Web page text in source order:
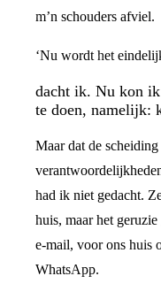
m’n schouders afviel.
‘Nu wordt het
dacht ik. Nu kon
te doen, namelijk:
Maar dat de
had ik niet gedacht.
huis, maar het
e-mail, voor ons huis
WhatsApp.